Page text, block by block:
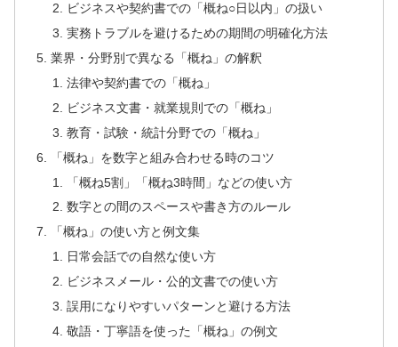
ビジネスや契約書での「概ね○日以内」の扱い
実務トラブルを避けるための期間の明確化方法
業界・分野別で異なる「概ね」の解釈
法律や契約書での「概ね」
ビジネス文書・就業規則での「概ね」
教育・試験・統計分野での「概ね」
「概ね」を数字と組み合わせる時のコツ
「概ね5割」「概ね3時間」などの使い方
数字との間のスペースや書き方のルール
「概ね」の使い方と例文集
日常会話での自然な使い方
ビジネスメール・公的文書での使い方
誤用になりやすいパターンと避ける方法
敬語・丁寧語を使った「概ね」の例文